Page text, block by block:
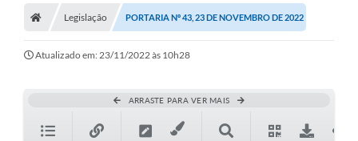
Legislação PORTARIA Nº 43, 23 DE NOVEMBRO DE 2022
Atualizado em: 23/11/2022 às 10h28
ARRASTE PARA VER MAIS